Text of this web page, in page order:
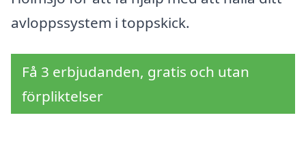
avloppssystem i toppskick.
Få 3 erbjudanden, gratis och utan
förpliktelser